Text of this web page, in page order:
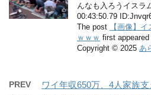
んなも入ろうイスラ
00:43:50.79
The post
【画像】
ｗｗｗ first appeared
Copyright © 2025 あ
PREV ワイ年収650万、4人家族